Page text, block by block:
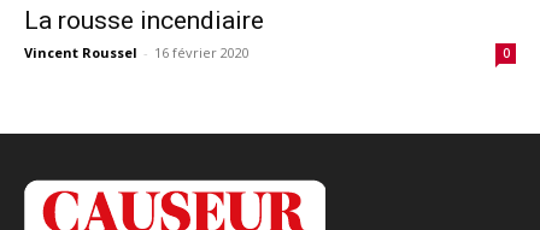
La rousse incendiaire
Vincent Roussel - 16 février 2020 0